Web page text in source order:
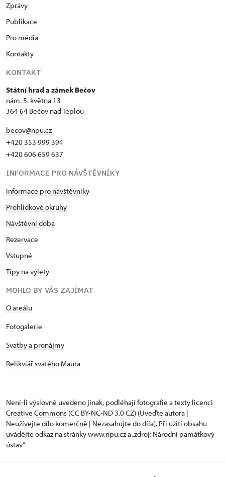
Zprávy
Publikace
Pro média
Kontakty
KONTAKT
Státní hrad a zámek Bečov
nám. 5. května 13
364 64 Bečov nad Teplou
becov@npu.cz
+420 353 999 394
+420 606 659 637
INFORMACE PRO NÁVŠTĚVNÍKY
Informace pro návštěvníky
Prohlídkové okruhy
Návštěvní doba
Rezervace
Vstupné
Tipy na výlety
MOHLO BY VÁS ZAJÍMAT
O areálu
Fotogalerie
Svatby a pronájmy
Relikviář svatého Maura
Není-li výslovně uvedeno jinak, podléhají fotografie a texty licenci
Creative Commons (CC BY-NC-ND 3.0 CZ) (Uveďte autora |
Neužívejte dílo komerčně | Nezasahujte do díla). Při užití obsahu
uvádějte odkaz na stránky www.npu.cz a „zdroj: Národní památkový
ústav“